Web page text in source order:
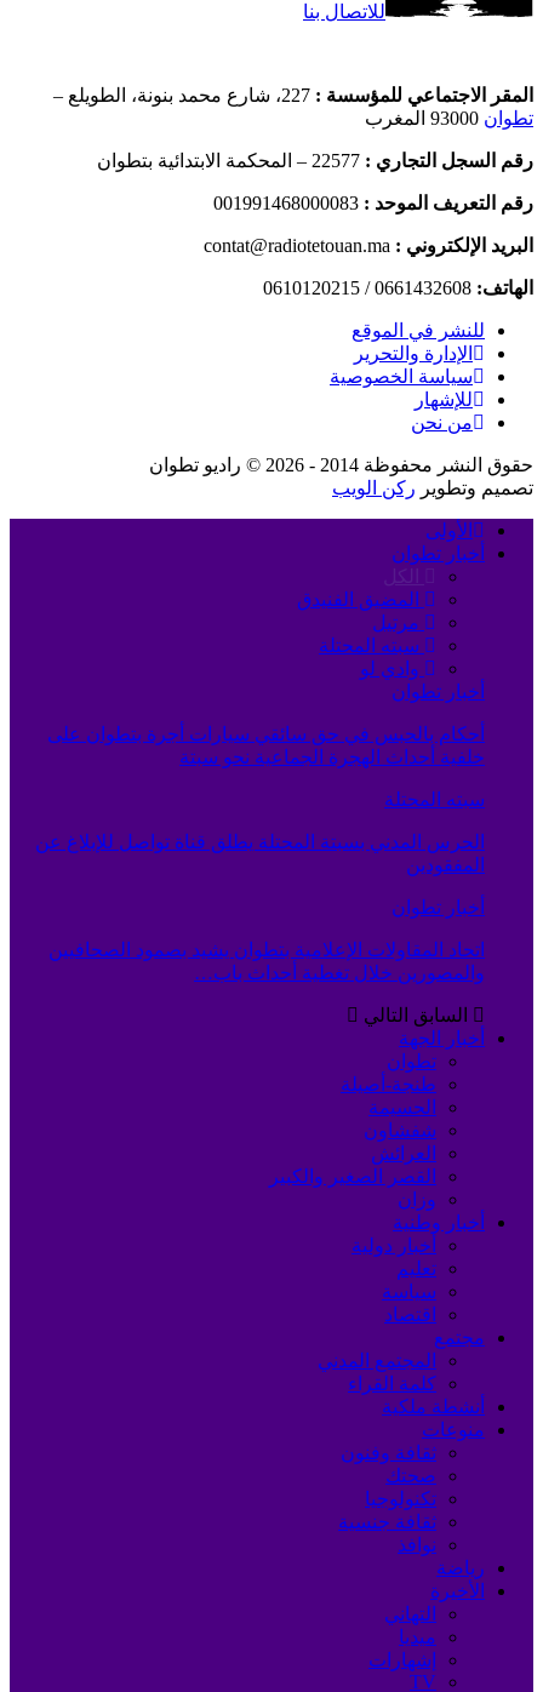
للاتصال بنا
المقر الاجتماعي للمؤسسة : 227، شارع محمد بنونة، الطويلع –
تطوان
رقم السجل التجاري : 22577 – المحكمة الابتدائية بتطوان
رقم التعريف الموحد : 001991468000083
البريد الإلكتروني : contat@radiotetouan.ma
الهاتف: 0661432608 / 0610120215
للنشر في الموقع
الإدارة والتحرير
سياسة الخصوصية
للإشهار
من نحن
حقوق النشر محفوظة 2014 - 2026 © راديو تطوان
تصميم وتطوير ركن الويب
الأولى
أخبار تطوان
الكل
المضيق الفنيدق
مرتيل
سبته المحتلة
وادي لو
أخبار تطوان
أحكام بالحبس في حق سائقي سيارات أجرة بتطوان على
خلفية أحداث الهجرة الجماعية نحو سبتة
سبته المحتلة
الحرس المدني بسبتة المحتلة يطلق قناة تواصل للإبلاغ عن
المفقودين
أخبار تطوان
اتحاد المقاولات الإعلامية بتطوان يشيد بصمود الصحافيين
والمصورين خلال تغطية أحداث باب…
السابق التالي
أخبار الجهة
تطوان
طنجة-أصيلة
الحسيمة
شفشاون
العرائش
القصر الصغير والكبير
وزان
أخبار وطنية
أخبار دولية
تعليم
سياسة
اقتصاد
مجتمع
المجتمع المدني
كلمة القراء
أنشطة ملكية
منوعات
ثقافة وفنون
صحتك
تكنولوجيا
ثقافة جنسية
نوافذ
رياضة
الأخيرة
التهاني
ميديا
إشهارات
TV